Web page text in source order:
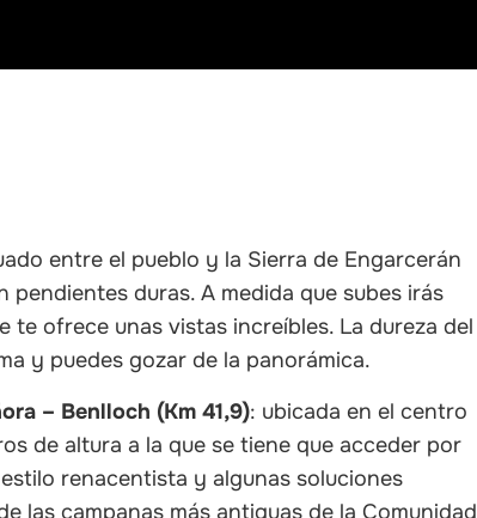
entre el pueblo y la Sierra de Engarcerán
duras. A medida que subes irás
ofrece unas vistas increíbles. La dureza del
y puedes gozar de la panorámica.
– Benlloch (Km 41,9): ubicada en el centro
de altura a la que se tiene que acceder por
renacentista y algunas soluciones
las campanas más antiguas de la Comunidad